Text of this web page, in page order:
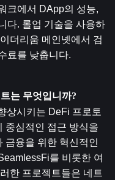
크에서 DApp의 성능,
다. 롤업 기술을 사용하
더리움 메인넷에서 검
료를 낮춥니다.
는 무엇입니까?
상시키는 DeFi 프로토
중심적인 접근 방식을
금융을 위한 혁신적인
를 비롯한 여
한 프로젝트들은 네트